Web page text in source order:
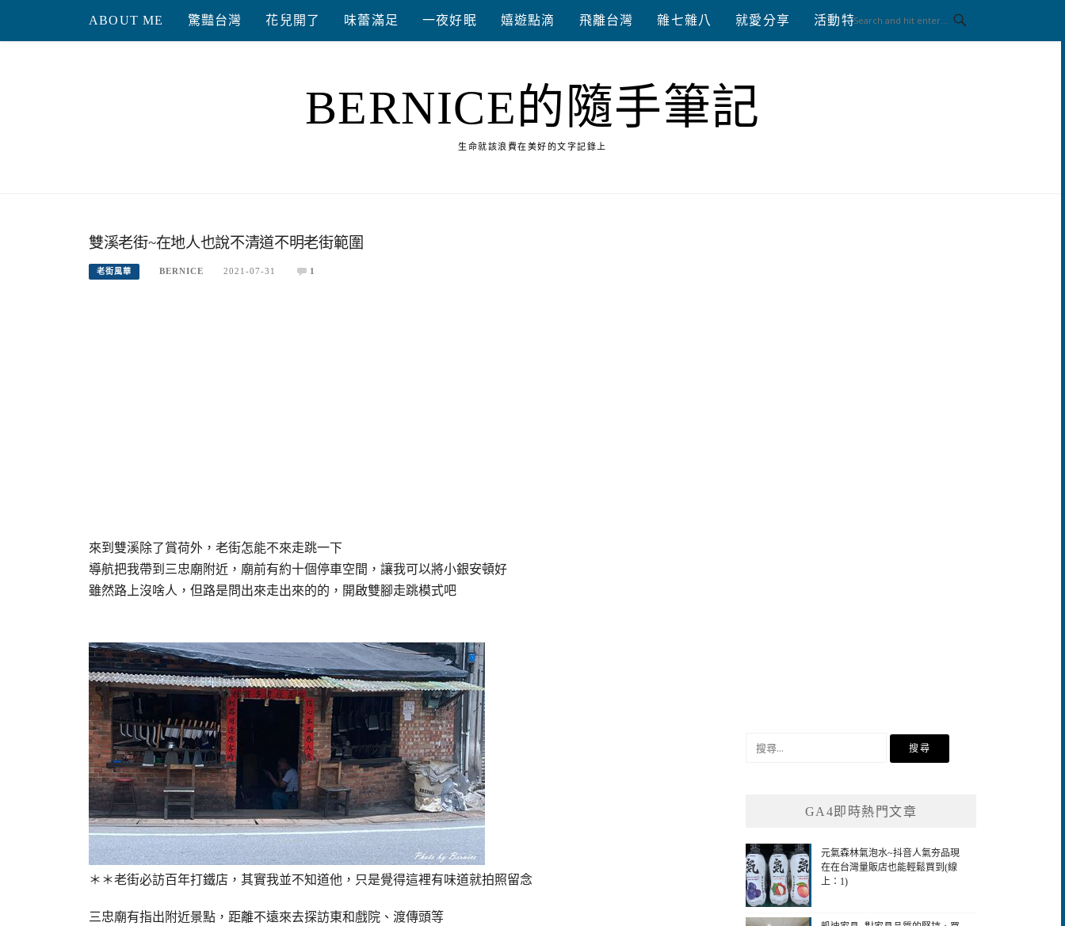
content
ABOUT ME 驚豔台灣 花兒開了 味蕾滿足 一夜好眠 嬉遊點滴 飛離台灣 雜七雜八 就愛分享 活動特區 體驗分享
BERNICE的隨手筆記
生命就該浪費在美好的文字記錄上
雙溪老街~在地人也說不清道不明老街範圍
老街風華 BERNICE 2021-07-31 1
來到雙溪除了賞荷外，老街怎能不來走跳一下
導航把我帶到三忠廟附近，廟前有約十個停車空間，讓我可以將小銀安頓好
雖然路上沒啥人，但路是問出來走出來的的，開啟雙腳走跳模式吧
＊＊老街必訪百年打鐵店，其實我並不知道他，只是覺得這裡有味道就拍照留念
三忠廟有指出附近景點，距離不遠來去探訪東和戲院、渡傳頭等
GA4即時熱門文章
元氣森林氣泡水~抖音人氣夯品現
在在台灣量販店也能輕鬆買到(線
上：1)